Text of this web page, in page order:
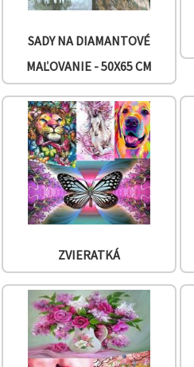
súborov
kliknutím
"Uložiť"
Prijať
všetko
Nastavenia
SADY NA DIAMANTOVÉ
MAĽOVANIE - 50X65 CM
ZVIERATKÁ